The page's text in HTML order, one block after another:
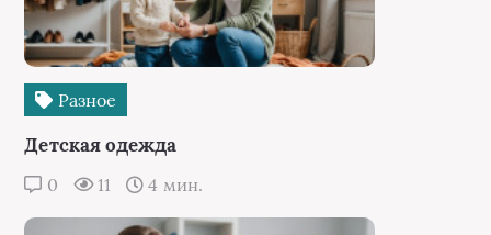
Разное
Детская одежда
0 11 4 мин.